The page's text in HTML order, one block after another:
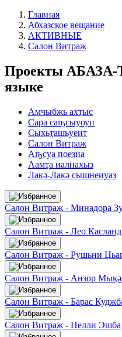
Главная
Абхазское вещание
АКТИВНЫЕ
Салон Витраж
Проекты АБАЗА-
языке
Амчыбжь ахҭыс
Сара саҧсыуоуп
Сыхьҭашьуеит
Салон Витраж
Аҧсуа поезиа
Аамҭа иалнахыз
Лакә-Лакә сышнеиуаз
Салон Витраж - Минадора
Салон Витраж - Лео
Салон Витраж - Рушьни
Салон Витраж - Анзор
Салон Витраж - Барас
Салон Витраж - Нелли Эшба